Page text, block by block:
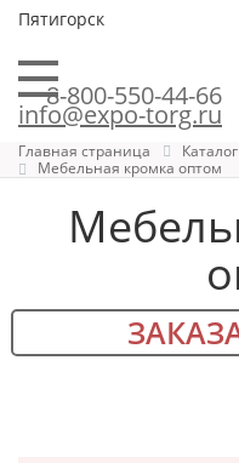
Пятигорск
8-800-550-44-66
info@expo-torg.ru
Главная страница
Мебельная кромка оптом